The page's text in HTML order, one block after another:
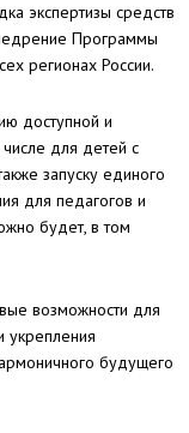
экспертизы средств
Программы
регионах России.
доступной и
для детей с
запуску единого
для педагогов и
будет, в том
возможности для
укрепления
будущего